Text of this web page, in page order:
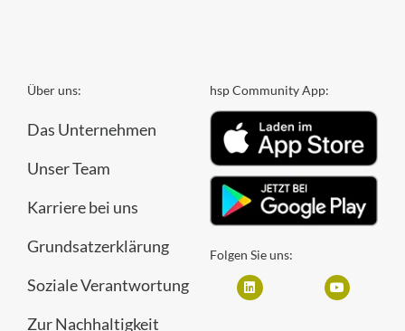
Über uns:
Das Unternehmen
Unser Team
Karriere bei uns
Grundsatzerklärung
Soziale Verantwortung
Zur Nachhaltigkeit
hsp Community App:
Folgen Sie uns: